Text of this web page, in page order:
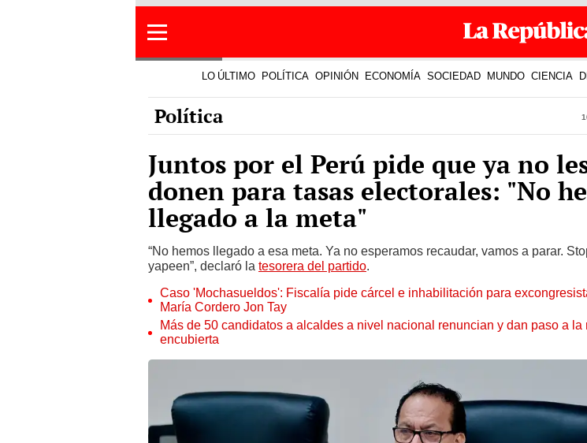
LO ÚLTIMO POLÍTICA OPINIÓN ECONOMÍA SOCIEDAD MUNDO CIENCIA
Política
Juntos por el Perú pide que ya no
donen para tasas electorales: "No
llegado a la meta"
“No hemos llegado a esa meta. Ya no esperamos recaudar, vamos a parar.
yapeen”, declaró la tesorera del partido.
Caso 'Mochasueldos': Fiscalía pide cárcel e inhabilitación para
María Cordero Jon Tay
Más de 50 candidatos a alcaldes a nivel nacional renuncian y dan paso a la
encubierta